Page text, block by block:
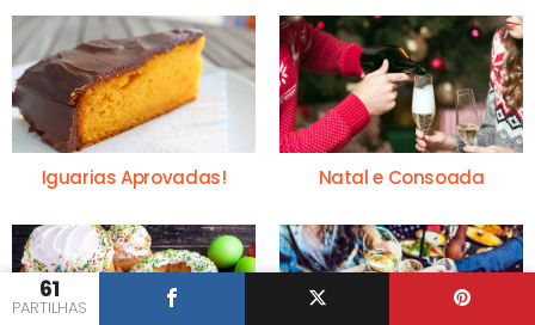
61
PARTILHAS
Iguarias Aprovadas! Natal e Consoada